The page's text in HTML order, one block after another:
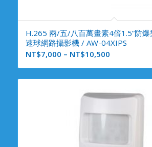
H.265 兩/五/八百萬畫素4倍1.5”防
速球網路攝影機 / AW-04XIPS
NT$7,000 – NT$10,500